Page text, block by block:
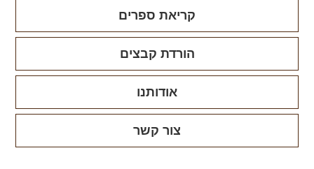
קריאת ספרים
הורדת קבצים
אודותנו
צור קשר